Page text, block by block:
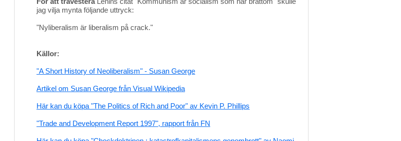
jag vilja mynta följande uttryck:
"Nyliberalism är liberalism på crack."
Källor:
"A Short History of Neoliberalism" - Susan George
Artikel om Susan George från Visual Wikipedia
Här kan du köpa "The Politics of Rich and Poor" av Kevin P. Phillips
"Trade and Development Report 1997", rapport från FN